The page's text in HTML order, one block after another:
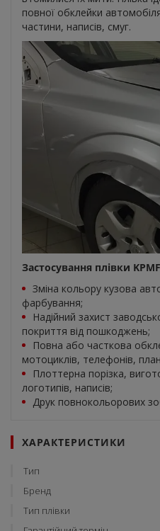
повної обклейки
частини, написів, смуг.
Застосування плівки
Зміна кольору кузова
фарбування;
Надійний захист
покриття від пошкоджень;
Повна або часткова
мотоциклів, телефонів,
Плоттерна порізка,
логотипів, написів;
Друк повнокольорових
ХАРАКТЕРИСТИКИ
Тип
Бренд
Тип плівки